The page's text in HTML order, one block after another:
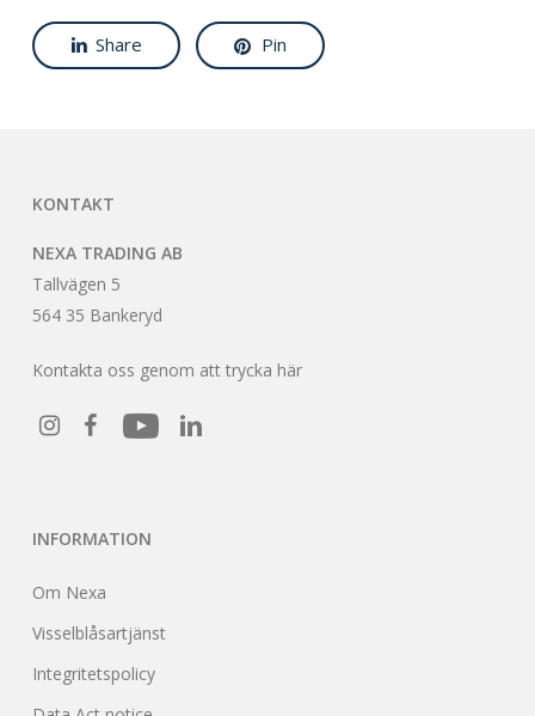
Share Pin
KONTAKT
NEXA TRADING AB
Tallvägen 5
564 35 Bankeryd
Kontakta oss genom att trycka här
INFORMATION
Om Nexa
Visselblåsartjänst
Integritetspolicy